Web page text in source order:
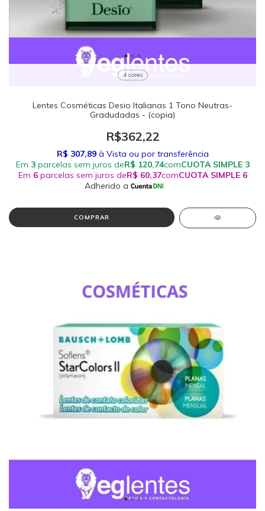
4 cores
Lentes Cosméticas Desio Italianas 1 Tono Neutras-
Gradudadas - (copia)
R$362,22
COMPRAR